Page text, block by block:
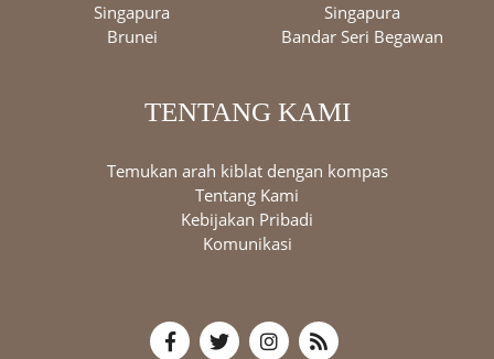
Singapura
Brunei
Singapura
Bandar Seri Begawan
TENTANG KAMI
Temukan arah kiblat dengan kompas
Tentang Kami
Kebijakan Pribadi
Komunikasi